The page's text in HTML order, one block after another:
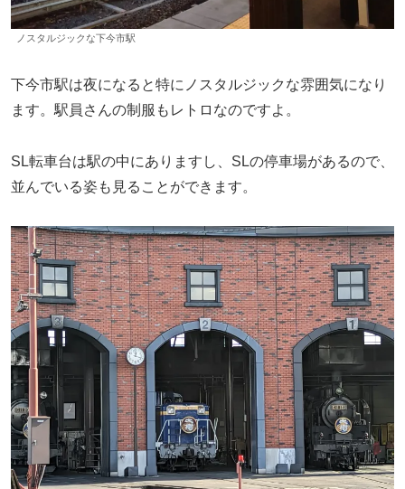
ノスタルジックな下今市駅
下今市駅は夜になると特にノスタルジックな雰囲気になり
ます。駅員さんの制服もレトロなのですよ。
SL転車台は駅の中にありますし、SLの停車場があるので、
並んでいる姿も見ることができます。